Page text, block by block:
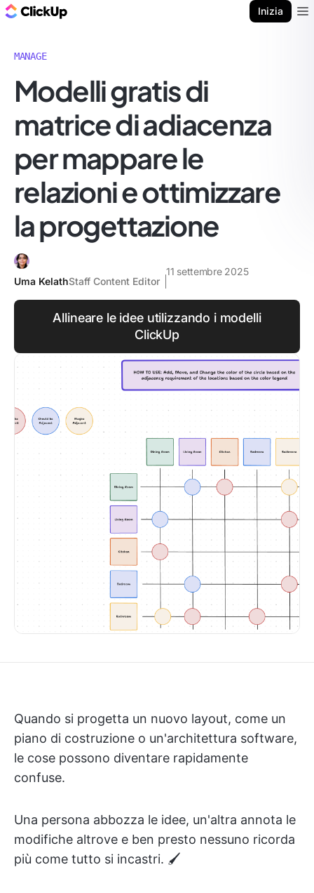
Inizia
MANAGE
Modelli gratis di
matrice di adiacenza
per mappare le
relazioni e ottimizzare
la progettazione
Uma KelathStaff Content Editor
11 settembre 2025
Allineare le idee utilizzando i modelli
ClickUp
Quando si progetta un nuovo layout, come un
piano di costruzione o un'architettura software,
le cose possono diventare rapidamente
confuse.
Una persona abbozza le idee, un'altra annota le
modifiche altrove e ben presto nessuno ricorda
più come tutto si incastri. 🖌️